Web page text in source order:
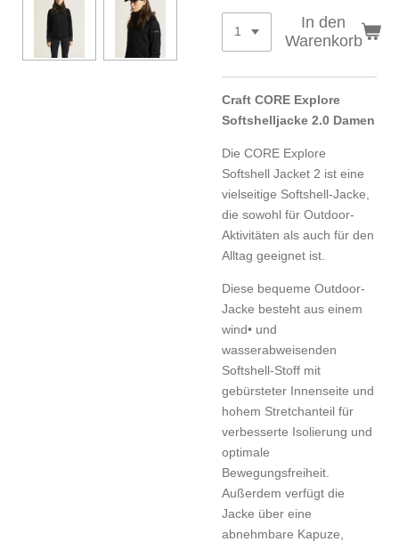
In den
Warenkorb
Craft CORE Explore
Softshelljacke 2.0 Damen
Die CORE Explore
Softshell Jacket 2 ist eine
vielseitige Softshell-Jacke,
die sowohl für Outdoor-
Aktivitäten als auch für den
Alltag geeignet ist.
Diese bequeme Outdoor-
Jacke besteht aus einem
wind• und
wasserabweisenden
Softshell-Stoff mit
gebürsteter Innenseite und
hohem Stretchanteil für
verbesserte Isolierung und
optimale
Bewegungsfreiheit.
Außerdem verfügt die
Jacke über eine
abnehmbare Kapuze,